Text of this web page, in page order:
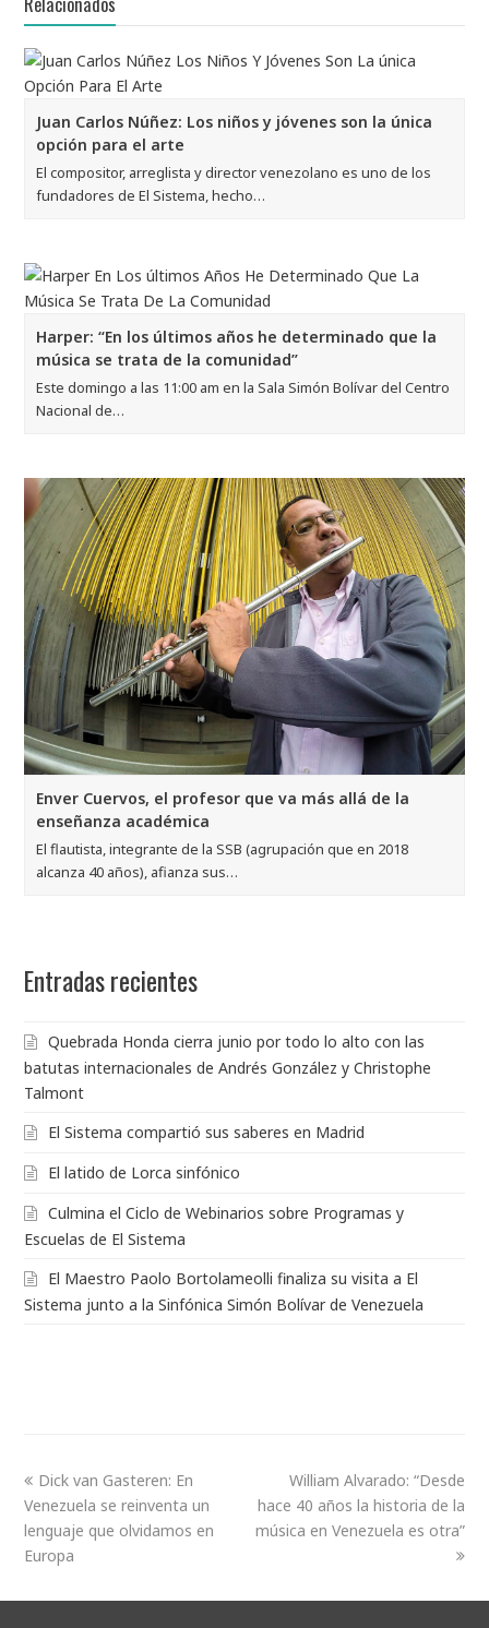
Juan Carlos Núñez: Los niños y jóvenes son la única
opción para el arte
El compositor, arreglista y director venezolano es uno de los
fundadores de El Sistema, hecho…
Harper: “En los últimos años he determinado que la
música se trata de la comunidad”
Este domingo a las 11:00 am en la Sala Simón Bolívar del Centro
Nacional de…
Enver Cuervos, el profesor que va más allá de la
enseñanza académica
El flautista, integrante de la SSB (agrupación que en 2018
alcanza 40 años), afianza sus…
Entradas recientes
Quebrada Honda cierra junio por todo lo alto con las
batutas internacionales de Andrés González y Christophe
Talmont
El Sistema compartió sus saberes en Madrid
El latido de Lorca sinfónico
Culmina el Ciclo de Webinarios sobre Programas y
Escuelas de El Sistema
El Maestro Paolo Bortolameolli finaliza su visita a El
Sistema junto a la Sinfónica Simón Bolívar de Venezuela
Dick van Gasteren: En
Venezuela se reinventa un
lenguaje que olvidamos en
Europa
William Alvarado: “Desde
hace 40 años la historia de la
música en Venezuela es otra”